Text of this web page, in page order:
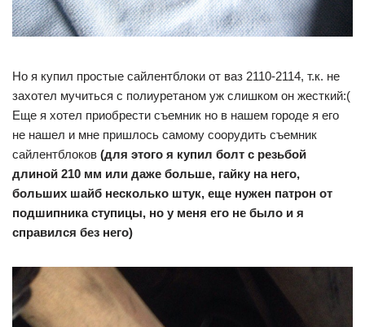
Но я купил простые сайлентблоки от ваз 2110-2114, т.к. не
захотел мучиться с полиуретаном уж слишком он жесткий:(
Еще я хотел приобрести съемник но в нашем городе я его
не нашел и мне пришлось самому соорудить съемник
сайлентблоков (для этого я купил болт с резьбой
длиной 210 мм или даже больше, гайку на него,
больших шайб несколько штук, еще нужен патрон от
подшипника ступицы, но у меня его не было и я
справился без него)